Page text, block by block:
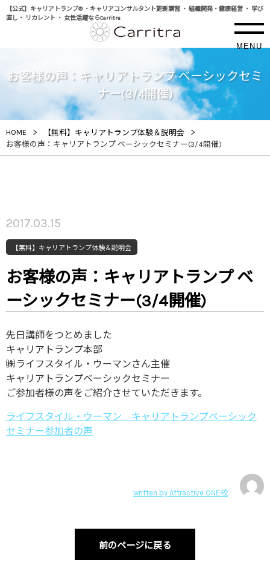
【公式】キャリアトランプ® ・キャリアコンサルタント更新講習 ・ 組織開発・健康経営 ・ 学び
直し・ リカレント ・ 女性活躍ならCarritra
MENU
お客様の声：キャリアトランプ ベーシックセミ
ナー(3/4開催)
HOME > 【無料】キャリアトランプ体験＆説明会 >
お客様の声：キャリアトランプ ベーシックセミナー(3/4開催)
2017.03.15
【無料】キャリアトランプ体験＆説明会
お客様の声：キャリアトランプ ベ
ーシックセミナー(3/4開催)
先日講師をつとめました
キャリアトランプ本部
㈱ライフスタイル・ウーマンさん主催
キャリアトランプベーシックセミナー
ご参加者様の声をご紹介させていただきます。
ライフスタイル・ウーマン キャリアトランプベーシック
セミナー参加者の声
written by Attractive ONE校
前のページに戻る